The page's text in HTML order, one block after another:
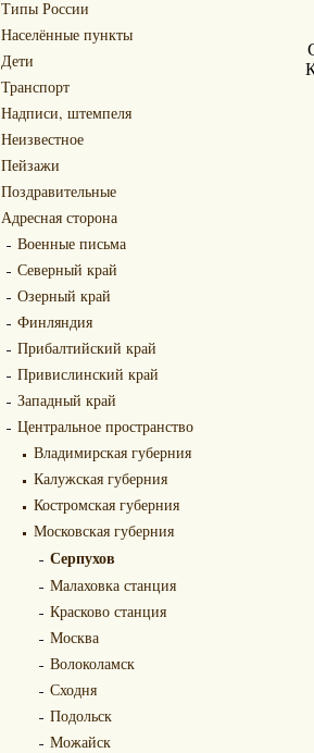
Типы России
Населённые пункты
Дети
Транспорт
Надписи, штемпеля
Неизвестное
Пейзажи
Поздравительные
Адресная сторона
Военные письма
Северный край
Озерный край
Финляндия
Прибалтийский край
Привислинский край
Западный край
Центральное пространство
Владимирская губерния
Калужская губерния
Костромская губерния
Московская губерния
Серпухов
Малаховка станция
Красково станция
Москва
Волоколамск
Сходня
Подольск
Можайск